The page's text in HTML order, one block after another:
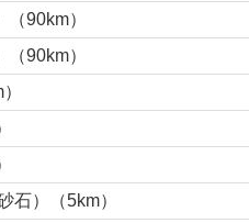
90km）
90km）
石）（5km）